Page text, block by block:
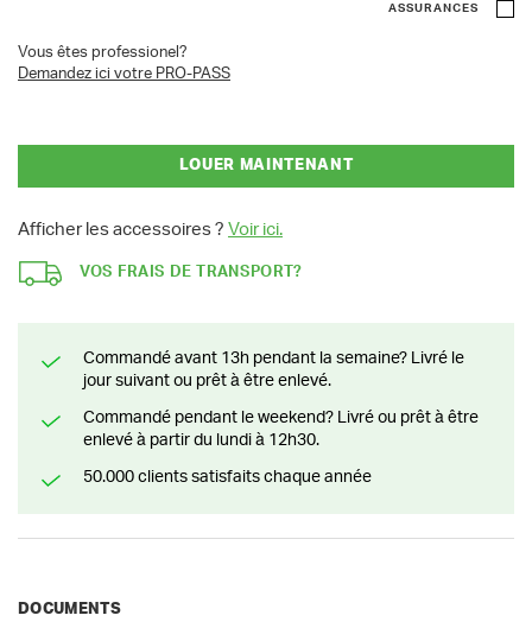
ASSURANCES
Vous êtes professionel?
Demandez ici votre PRO-PASS
LOUER MAINTENANT
Afficher les accessoires ? Voir ici.
VOS FRAIS DE TRANSPORT?
Commandé avant 13h pendant la semaine? Livré le
jour suivant ou prêt à être enlevé.
Commandé pendant le weekend? Livré ou prêt à être
enlevé à partir du lundi à 12h30.
50.000 clients satisfaits chaque année
DOCUMENTS